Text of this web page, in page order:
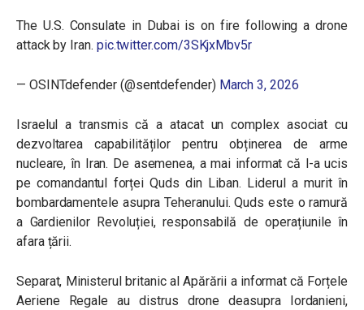
The U.S. Consulate in Dubai is on fire following a drone
attack by Iran. pic.twitter.com/3SKjxMbv5r
— OSINTdefender (@sentdefender) March 3, 2026
Israelul a transmis că a atacat un complex asociat cu
dezvoltarea capabilităților pentru obținerea de arme
nucleare, în Iran. De asemenea, a mai informat că l-a ucis
pe comandantul forței Quds din Liban. Liderul a murit în
bombardamentele asupra Teheranului. Quds este o ramură
a Gardienilor Revoluției, responsabilă de operațiunile în
afara țării.
Separat, Ministerul britanic al Apărării a informat că Forțele
Aeriene Regale au distrus drone deasupra Iordanieni,